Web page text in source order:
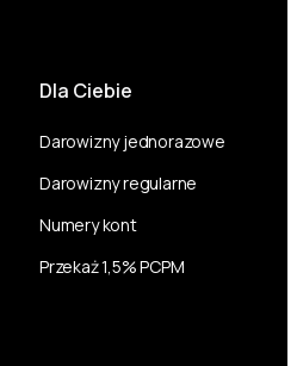
Dla Ciebie
Darowizny jednorazowe
Darowizny regularne
Numery kont
Przekaż 1,5% PCPM